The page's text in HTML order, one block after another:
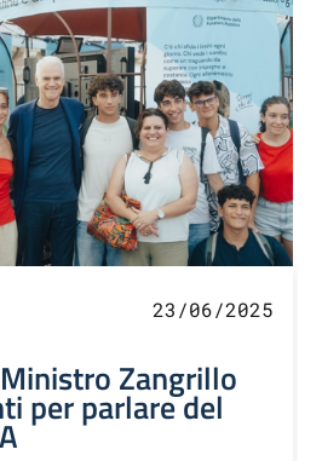
23/06/2025
Zangrillo
per parlare del